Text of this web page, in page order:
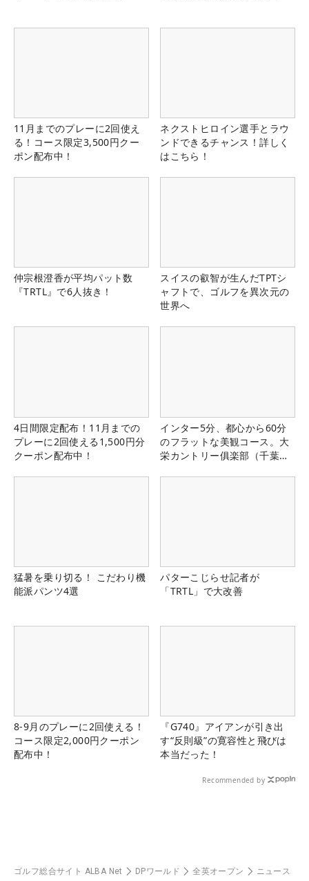
11月までのプレーに2回使え
る！コース限定3,500円クー
ポン配布中！
ネクストヒロイン選手とラウ
ンドできるチャンス！詳しく
はこちら！
仲宗根澄香が平均パット数
『TRTL』で6人抜き！
スイスの叡智が生んだTPTシ
ャフトで、ゴルフを異次元の
世界へ
4日間限定配布！11月までの
プレーに2回使える1,500円分
クーポン配布中！
インター5分、都心から60分
のフラットな美観コース。大
栄カントリー俱楽部（千葉
猛暑を乗り切る！ こだわり機
能派パンツ4選
パターこじらせ記者が
「TRTL」で大改善
8-9月のプレーに2回使える！
コース限定2,000円クーポン
配布中！
『G740』アイアンが引き出
す“反則級”の寛容性と飛びは
本当だった！
Recommended by
ゴルフ総合サイト ALBA Net DPワールド 全英オープン ニュース